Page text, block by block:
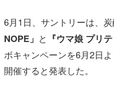
その他
電ファミニコゲーマーとは？
運営：株式会社マレ
6月1日、サントリーは、
NOPE」 と 『ウマ娘 プリ
ボキャンペーンを6月2日
開催すると発表した。